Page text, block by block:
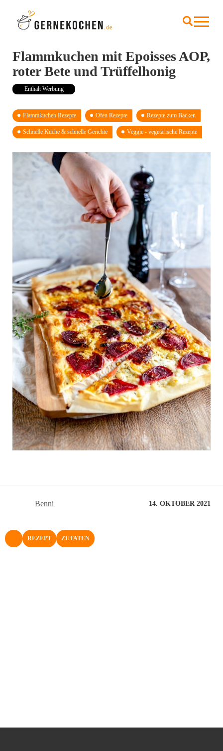
Flammkuchen mit Epoisses AOP,
roter Bete und Trüffelhonig
Enthält Werbung
Flammkuchen Rezepte Ofen Rezepte Rezepte zum Backen
Schnelle Küche & schnelle Gerichte Veggie - vegetarische Rezepte
Benni 14. OKTOBER 2021
NACH OBEN
REZEPT ZUTATEN